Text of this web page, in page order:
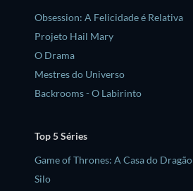
Obsession: A Felicidade é Relativa
Projeto Hail Mary
O Drama
Mestres do Universo
Backrooms - O Labirinto
Top 5 Séries
Game of Thrones: A Casa do Dragão
Silo